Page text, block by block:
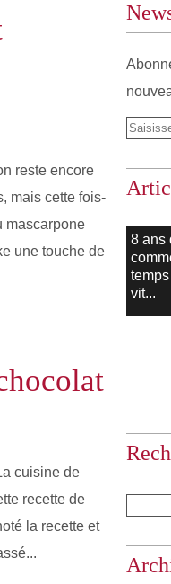
reste encore
mais cette fois-
mascarpone
une touche de
cuisine de
recette de
la recette et
8 ans
vit...